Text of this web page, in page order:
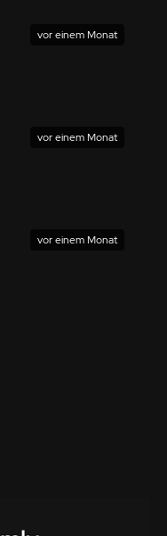
vor einem Monat
vor einem Monat
vor einem Monat